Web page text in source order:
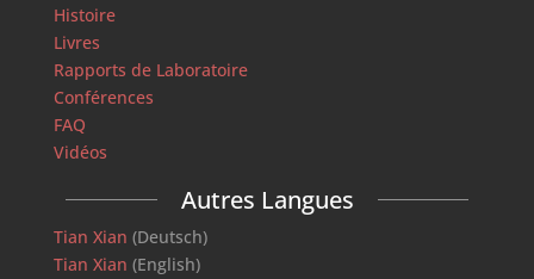
Histoire
Livres
Rapports de Laboratoire
Conférences
FAQ
Vidéos
Autres Langues
Tian Xian (Deutsch)
Tian Xian (English)